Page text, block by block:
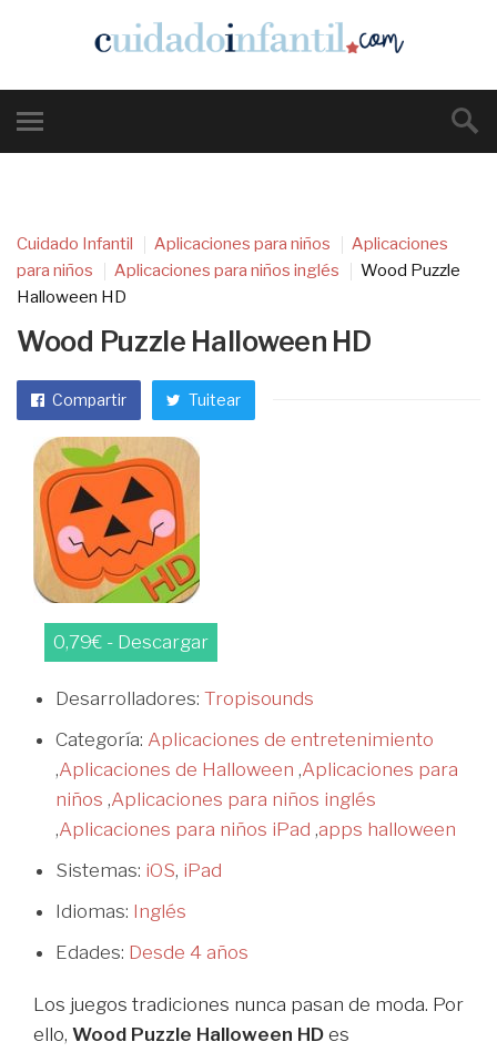
Cuidado Infantil Aplicaciones para niños
Aplicaciones
para niños
Aplicaciones para niños inglés
Wood Puzzle
Halloween HD
Wood Puzzle Halloween HD
Compartir Tuitear
0,79€ - Descargar
Desarrolladores: Tropisounds
Categoría: Aplicaciones de entretenimiento
,Aplicaciones de Halloween ,Aplicaciones para
niños ,Aplicaciones para niños inglés
,Aplicaciones para niños iPad ,apps halloween
Sistemas: iOS, iPad
Idiomas: Inglés
Edades: Desde 4 años
Los juegos tradiciones nunca pasan de moda. Por
ello, Wood Puzzle Halloween HD es